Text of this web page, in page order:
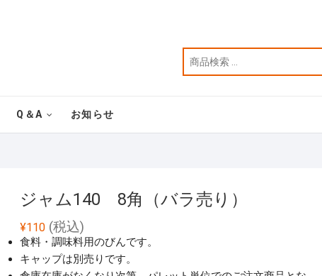
Q＆A お知らせ
ジャム140 8角（バラ売り）
¥110 (税込)
食料・調味料用のびんです。
キャップは別売りです。